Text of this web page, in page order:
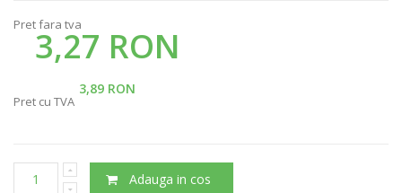
Pret fara tva
3,27 RON
3,89 RON
Pret cu TVA
Adauga in cos